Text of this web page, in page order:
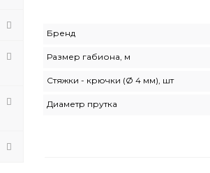
Бренд
Размер габиона, м
Стяжки - крючки (Ø 4 мм), шт
Диаметр прутка